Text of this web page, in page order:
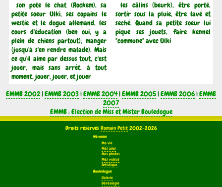
son pote le chat (Rockem), sa
petite soeur Ulki, ses copains le
westie et le dogue allemand, les
cours d'éducation (ben oui, y a
plein de chiens partout), manger
(jusqu'à s'en rendre malade). Mais
ce qu'il aime par dessus tout, c'est
jouer, mais sans arrêt, à tout
moment, jouer, jouer, et jouer
les câlins (beurk), être porté,
sortir sous la pluie, être lavé et
seché. Quand sa petite soeur lui
pique ses jouets, faire kennel
"commune" avec Ulki
EMMB 2002|EMMB 2003|EMMB 2004|EMMB 2005|EMMB 2006|EMMB
2007
EMMB : Election de Miss et Mister Bouledogue
Droits réservés Romain Petit2002-2026
Néronne
Ma vie
Mes amis
Mes photos
Mes vidéos
Artistique
Bouledogue
Galerie
Généalogie